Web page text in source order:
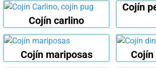
Cojín carlino
Cojín
Cojín mariposas